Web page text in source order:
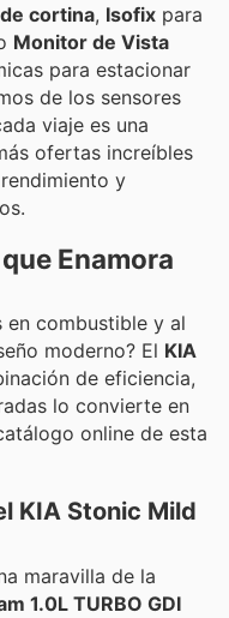
cortina, Isofix para
Monitor de Vista
para estacionar
de los sensores
viaje es una
ofertas increíbles
y
Enamora
en combustible y al
moderno? El KIA
de eficiencia,
lo convierte en
online de esta
KIA Stonic Mild
maravilla de la
1.0L TURBO GDI